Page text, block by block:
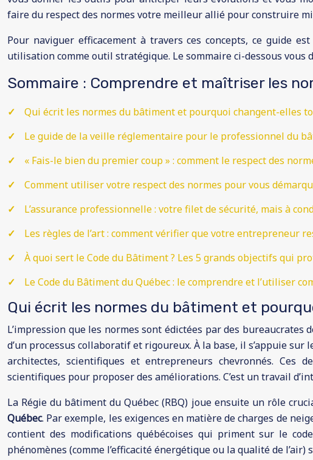
faire du respect des normes votre meilleur allié pour construire
Pour naviguer efficacement à travers ces concepts, ce guide
utilisation comme outil stratégique. Le sommaire ci-dessous vous
Sommaire : Comprendre et maîtriser les
Qui écrit les normes du bâtiment et pourquoi changent-elles
Le guide de la veille réglementaire pour le professionnel du
« Fais-le bien du premier coup » : comment le respect des
Comment utiliser votre respect des normes pour vous
L’assurance professionnelle : votre filet de sécurité, mais à
Les règles de l’art : comment vérifier que votre entrepreneur
À quoi sert le Code du Bâtiment ? Les 5 grands objectifs qui
Le Code du Bâtiment du Québec : le comprendre et l’utiliser
Qui écrit les normes du bâtiment et
L’impression que les normes sont édictées par des bureaucrates
d’un processus collaboratif et rigoureux. À la base, il s’appuie
architectes, scientifiques et entrepreneurs chevronnés. Ces
scientifiques pour proposer des améliorations. C’est un travail
La Régie du bâtiment du Québec (RBQ) joue ensuite un rôle
Québec. Par exemple, les exigences en matière de charges de
contient des modifications québécoises qui priment sur le
phénomènes (comme l’efficacité énergétique ou la qualité de l’air)